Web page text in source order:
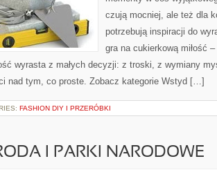
czują mocniej, ale też dla
potrzebują inspiracji do
gra na cukierkową miłość
wyrasta z małych decyzji: z troski, z wymiany
nad tym, co proste. Zobacz kategorie Wstyd […]
FASHION DIY I PRZERÓBKI
I PARKI NARODOWE